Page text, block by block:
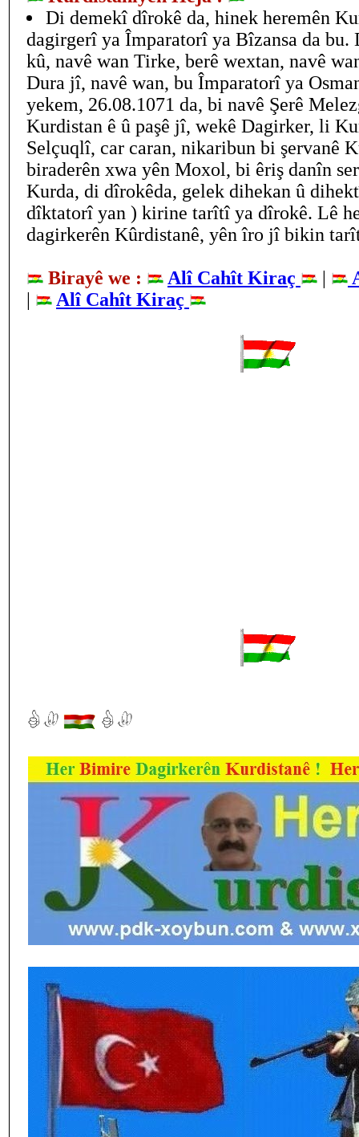
Di demekî dîrokê da, hinek heremên
dagirgerî ya Împaratorî ya Bîzansa da bu.
kû, navê wan Tirke, berê wextan, navê
Dura jî, navê wan, bu Împaratorî ya
yekem, 26.08.1071 da, bi navê Şerê
Kurdistan ê û paşê jî, wekê Dagirker, li
Selçuqlî, car caran, nikaribun bi şervanê
biraderên xwa yên Moxol, bi êriş danîn
Kurda, di dîrokêda, gelek dihekan û
dîktatorî yan ) kirine tarîtî ya dîrokê. Lê
dagirkerên Kûrdistanê, yên îro jî bikin
Birayê we : Alî Cahît Kiraç |
|
Alî Cahît Kiraç